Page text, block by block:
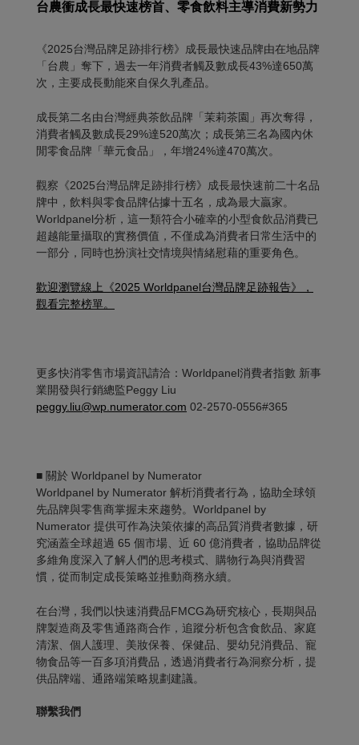
台農衝成長最快速榜首、零食飲料主導消費新勢力
《2025台灣品牌足跡排行榜》成長最快速品牌由在地品牌
「台農」奪下，過去一年消費者觸及數成長43%達650萬
次，主要成長動能來自保久乳產品。
成長第二名由台灣經典茶飲品牌「茉莉茶園」再次奪得，
消費者觸及數成長29%達520萬次；成長第三名為國內休
閒零食品牌「華元食品」，年增24%達470萬次。
觀察《2025台灣品牌足跡排行榜》成長最快速前二十名品
牌中，飲料與零食品牌佔據十五名，成為最大贏家。
Worldpanel分析，這一類符合小確幸的小型食飲品消費已
超越能量攝取的實務價值，不僅成為消費者日常生活中的
一部分，同時也扮演社交情境與情緒慰藉的重要角色。
歡迎瀏覽線上《2025 Worldpanel台灣品牌足跡報告》，
觀看完整榜單。
更多快消零售市場資訊請洽：Worldpanel消費者指數 新事
業開發與行銷總監Peggy Liu
peggy.liu@wp.numerator.com 02-2570-0556#365
■ 關於 Worldpanel by Numerator
Worldpanel by Numerator 解析消費者行為，協助全球領
先品牌與零售商掌握未來趨勢。Worldpanel by
Numerator 提供可作為決策依據的高品質消費者數據，研
究涵蓋全球超過 65 個市場、近 60 億消費者，協助品牌從
多維角度深入了解人們的思考模式、購物行為與消費習
慣，從而制定成長策略並推動商務永續。
在台灣，我們以快速消費品FMCG為研究核心，長期與品
牌製造商及零售通路商合作，追蹤分析包含食飲品、家庭
清潔、個人護理、美妝保養、保健品、嬰幼兒消費品、寵
物食品等一百多項消費品，透過消費者行為洞察分析，提
供品牌端、通路端策略規劃建議。
聯繫我們